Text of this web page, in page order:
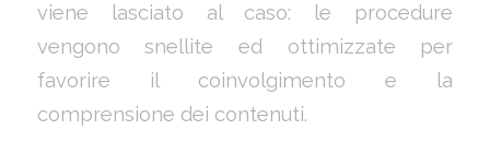
viene lasciato al caso: le procedure
vengono snellite ed ottimizzate per
favorire il coinvolgimento e la
comprensione dei contenuti.